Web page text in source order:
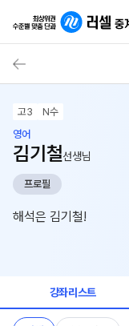
고3
N수
영어
김기철선생님
프로필
해석은 김기철!
강좌리스트